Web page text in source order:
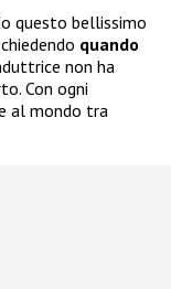
questo bellissimo
quando
non ha
Con ogni
al mondo tra